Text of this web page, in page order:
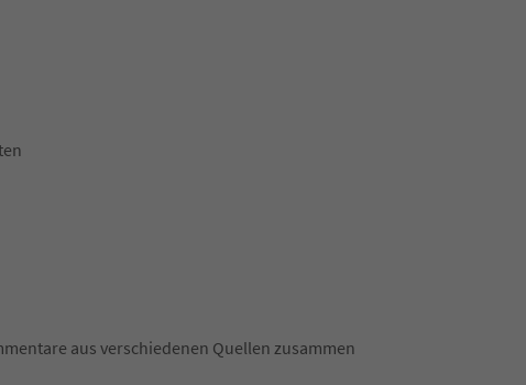
aus verschiedenen Quellen zusammen